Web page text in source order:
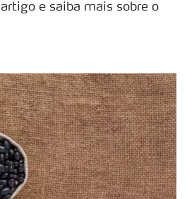
e saiba mais sobre o